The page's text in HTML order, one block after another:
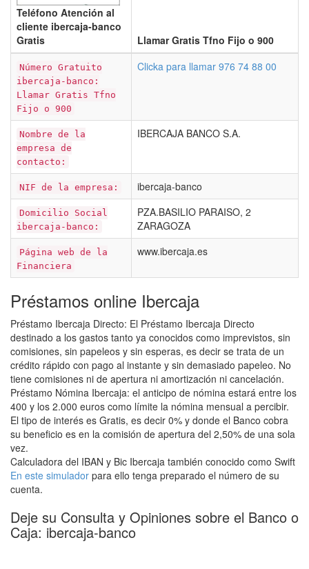
Teléfono Atención al
cliente ibercaja-banco
Gratis
Llamar Gratis Tfno Fijo o 900
Número Gratuito
ibercaja-banco:
Llamar Gratis Tfno
Fijo o 900
Clicka para llamar 976 74 88 00
Nombre de la
empresa de
contacto:
IBERCAJA BANCO S.A.
NIF de la empresa: ibercaja-banco
Domicilio Social
ibercaja-banco:
PZA.BASILIO PARAISO, 2
ZARAGOZA
Página web de la
Financiera
www.ibercaja.es
Préstamos online Ibercaja
Préstamo Ibercaja Directo: El Préstamo Ibercaja Directo
destinado a los gastos tanto ya conocidos como imprevistos, sin
comisiones, sin papeleos y sin esperas, es decir se trata de un
crédito rápido con pago al instante y sin demasiado papeleo. No
tiene comisiones ni de apertura ni amortización ni cancelación.
Préstamo Nómina Ibercaja: el anticipo de nómina estará entre los
400 y los 2.000 euros como límite la nómina mensual a percibir.
El tipo de interés es Gratis, es decir 0% y donde el Banco cobra
su beneficio es en la comisión de apertura del 2,50% de una sola
vez.
Calculadora del IBAN y Bic Ibercaja también conocido como Swift
En este simulador para ello tenga preparado el número de su
cuenta.
Deje su Consulta y Opiniones sobre el Banco o
Caja: ibercaja-banco